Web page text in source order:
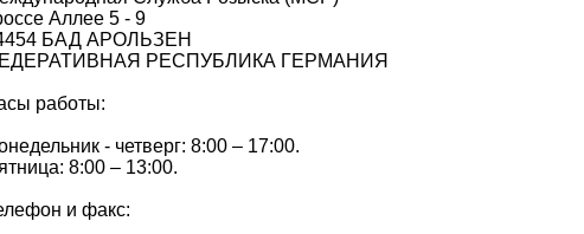
Аллее 5 - 9
БАД АРОЛЬЗЕН
РЕСПУБЛИКА ГЕРМАНИЯ
работы:
- четверг: 8:00 – 17:00.
8:00 – 13:00.
и факс: